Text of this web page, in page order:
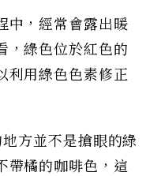
中，經常會露出暖
，綠色位於紅色的
利用綠色色素修正
方並不是搶眼的綠
帶橘的咖啡色，這